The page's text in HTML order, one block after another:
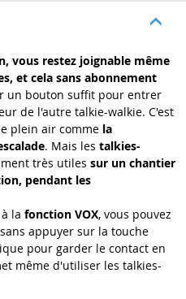
vous restez joignable même
et cela sans abonnement
un bouton suffit pour entrer
de l'autre talkie-walkie. C'est
plein air comme la
. Mais les talkies-
très utiles sur un chantier
pendant les
la fonction VOX, vous pouvez
appuyer sur la touche
pour garder le contact en
même d'utiliser les talkies-